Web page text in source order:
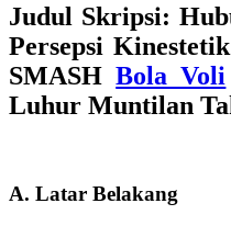
Judul Skripsi:
Persepsi
SMASHBola Voli
Luhur Muntilan
A. Latar Belakang